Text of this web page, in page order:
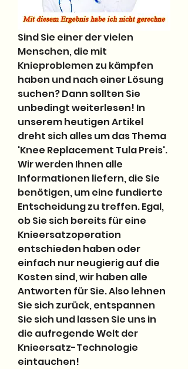
Sind Sie einer der vielen
Menschen, die mit
Knieproblemen zu kämpfen
haben und nach einer Lösung
suchen? Dann sollten Sie
unbedingt weiterlesen! In
unserem heutigen Artikel
dreht sich alles um das Thema
'Knee Replacement Tula Preis'.
Wir werden Ihnen alle
Informationen liefern, die Sie
benötigen, um eine fundierte
Entscheidung zu treffen. Egal,
ob Sie sich bereits für eine
Knieersatzoperation
entschieden haben oder
einfach nur neugierig auf die
Kosten sind, wir haben alle
Antworten für Sie. Also lehnen
Sie sich zurück, entspannen
Sie sich und lassen Sie uns in
die aufregende Welt der
Knieersatz-Technologie
eintauchen!